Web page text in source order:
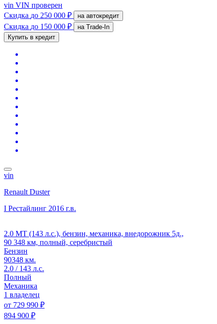
vin VIN проверен
Скидка до 250 000 ₽ на автокредит
Скидка до 150 000 ₽
на Trade-In
Купить в кредит
vin
Renault Duster
I Рестайлинг 2016 г.в.
2.0 MT (143 л.с.), бензин, механика, внедорожник 5д.,
90 348 км, полный, серебристый
Бензин
90348 км.
2.0 / 143 л.с.
Полный
Механика
1 владелец
от 729 990 ₽
894 900 ₽